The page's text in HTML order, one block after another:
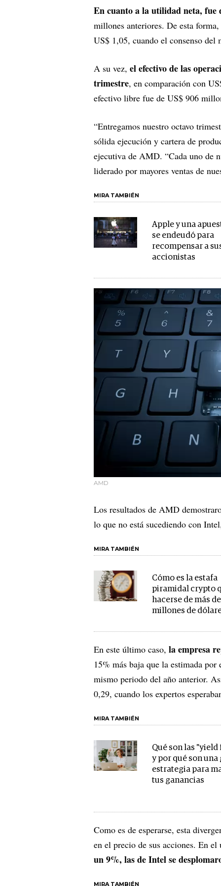
En cuanto a la utilidad neta, fue
millones anteriores. De esta
US$ 1,05, cuando el consenso del
A su vez, el efectivo de las
trimestre, en comparación con
efectivo libre fue de US$ 906
“Entregamos nuestro octavo
sólida ejecución y cartera de
ejecutiva de AMD. “Cada uno de
liderado por mayores ventas de
MIRA TAMBIÉN
Apple y una
se endeudó para
recompensar a
accionistas
AMD
Los resultados de AMD
lo que no está sucediendo con
MIRA TAMBIÉN
Cómo es la estafa
piramidal crypto
hacerse de más
millones de
En este último caso, la empresa
15% más baja que la estimada
mismo periodo del año anterior.
0,29, cuando los expertos
MIRA TAMBIÉN
Qué son las
y por qué son una
estrategia para
tus ganancias
Como es de esperarse, esta
en el precio de sus acciones. En
un 9%, las de Intel se
MIRA TAMBIÉN